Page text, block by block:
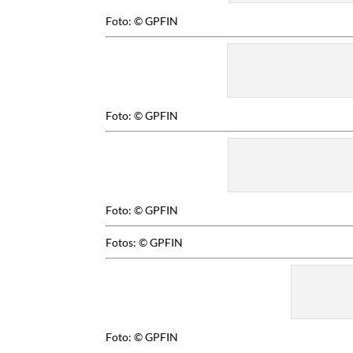
Foto: © GPFIN
Foto: © GPFIN
Foto: © GPFIN
Fotos: © GPFIN
Foto: © GPFIN